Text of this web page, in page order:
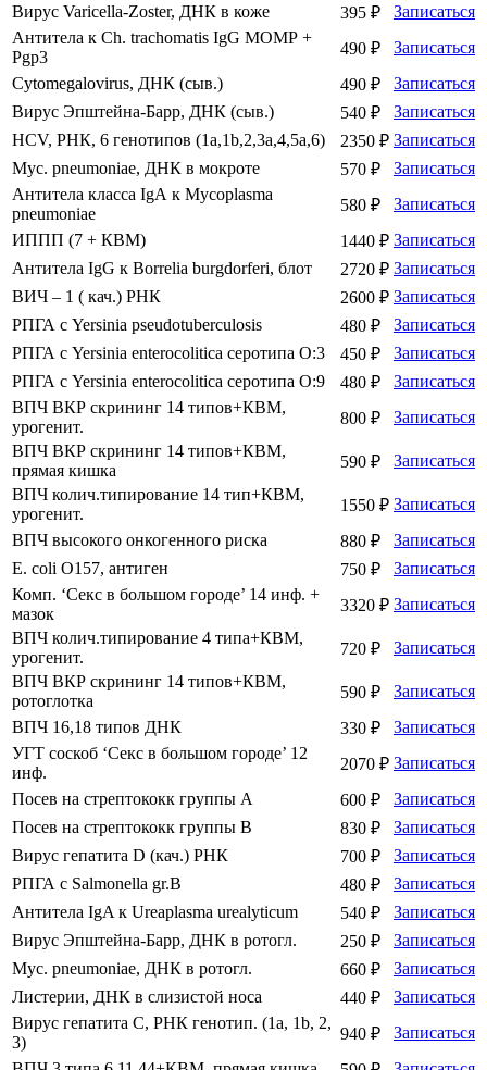
Вирус Varicella-Zoster, ДНК в коже
395 ₽
Записаться
Антитела к Ch. trachomatis IgG МОМР +
Pgp3
490 ₽
Записаться
Cytomegalovirus, ДНК (сыв.)
490 ₽
Записаться
Вирус Эпштейна-Барр, ДНК (сыв.)
540 ₽
Записаться
HCV, РНК, 6 генотипов (1а,1b,2,3а,4,5а,6)
2350 ₽ Записаться
Myc. pneumoniae, ДНК в мокроте
570 ₽
Записаться
Антитела класса IgА к Mycoplasma
pneumoniae
580 ₽
Записаться
ИППП (7 + КВМ)
1440 ₽ Записаться
Антитела IgG к Borrelia burgdorferi, блот
2720 ₽ Записаться
ВИЧ – 1 ( кач.) РНК
2600 ₽ Записаться
РПГА с Yersinia pseudotuberculosis
480 ₽
Записаться
РПГА с Yersinia еnterocolitica серотипа О:3
450 ₽
Записаться
РПГА с Yersinia еnterocolitica серотипа О:9
480 ₽
Записаться
ВПЧ ВКР скрининг 14 типов+КВМ,
урогенит.
800 ₽
Записаться
ВПЧ ВКР скрининг 14 типов+КВМ,
прямая кишка
590 ₽
Записаться
ВПЧ колич.типирование 14 тип+КВМ,
урогенит.
1550 ₽ Записаться
ВПЧ высокого онкогенного риска
880 ₽
Записаться
E. coli O157, антиген
750 ₽
Записаться
Комп. ‘Секс в большом городе’ 14 инф. +
мазок
3320 ₽ Записаться
ВПЧ колич.типирование 4 типа+КВМ,
урогенит.
720 ₽
Записаться
ВПЧ ВКР скрининг 14 типов+КВМ,
ротоглотка
590 ₽
Записаться
ВПЧ 16,18 типов ДНК
330 ₽
Записаться
УГТ соскоб ‘Секс в большом городе’ 12
инф.
2070 ₽ Записаться
Посев на стрептококк группы А
600 ₽
Записаться
Посев на стрептококк группы В
830 ₽
Записаться
Вирус гепатита D (кач.) РНК
700 ₽
Записаться
РПГА с Salmonella gr.B
480 ₽
Записаться
Антитела IgA к Ureaplasma urealyticum
540 ₽
Записаться
Вирус Эпштейна-Барр, ДНК в ротогл.
250 ₽
Записаться
Myc. pneumoniae, ДНК в ротогл.
660 ₽
Записаться
Листерии, ДНК в слизистой носа
440 ₽
Записаться
Вирус гепатита С, РНК генотип. (1a, 1b, 2,
3)
940 ₽
Записаться